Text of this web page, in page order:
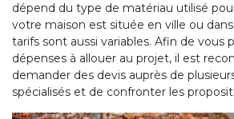
dépend du type de matériau utilisé
votre maison est située en ville ou
tarifs sont aussi variables. Afin de vous
dépenses à allouer au projet, il est
demander des devis auprès de
spécialisés et de confronter les